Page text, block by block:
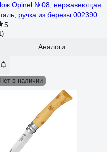
Opinel №08, нержавеющая
ручка из березы 002390
5
Аналоги
Нет в наличии